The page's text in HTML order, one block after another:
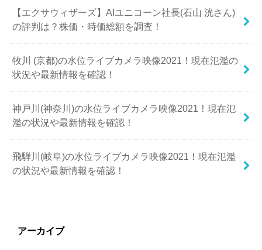
【エクサウィザーズ】AIユニコーン社長(石山 洸さん)
の評判は？株価・時価総額を調査！
牧川 (京都)の水位ライブカメラ映像2021！現在氾濫の
状況や最新情報を確認！
神戸川(神奈川)の水位ライブカメラ映像2021！現在氾
濫の状況や最新情報を確認！
飛騨川(岐阜)の水位ライブカメラ映像2021！現在氾濫
の状況や最新情報を確認！
アーカイブ